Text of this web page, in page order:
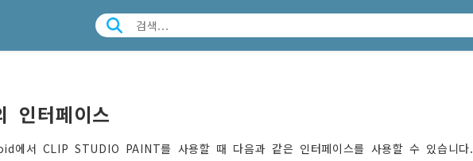
인터페이스
에서 CLIP STUDIO PAINT를 사용할 때 다음과 같은 인터페이스를 사용할 수 있습니다.